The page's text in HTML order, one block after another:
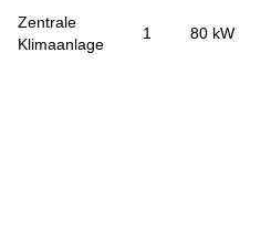
Zentrale
Klimaanlage
1 80 kW